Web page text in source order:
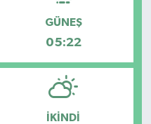
GÜNEŞ
05:22
İKINDI